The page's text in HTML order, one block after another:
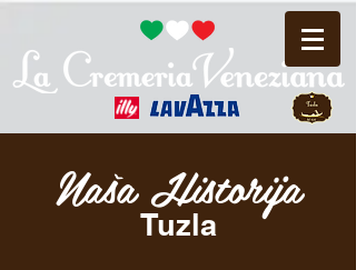
Naša Historija
Tuzla